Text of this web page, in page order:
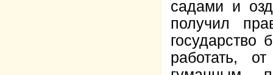
садами и
получил
работать,